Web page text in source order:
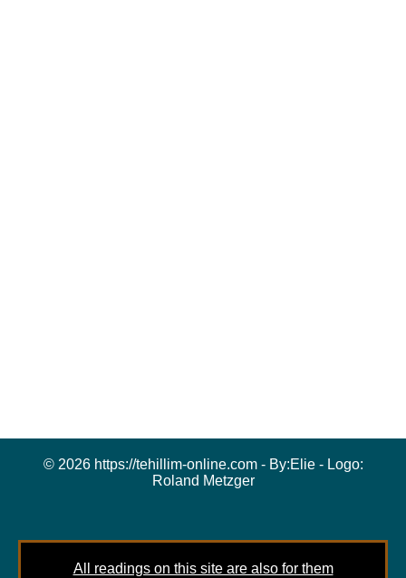
© 2026 https://tehillim-online.com - By:Elie- Logo:
Roland Metzger
All readings on this site are also for them